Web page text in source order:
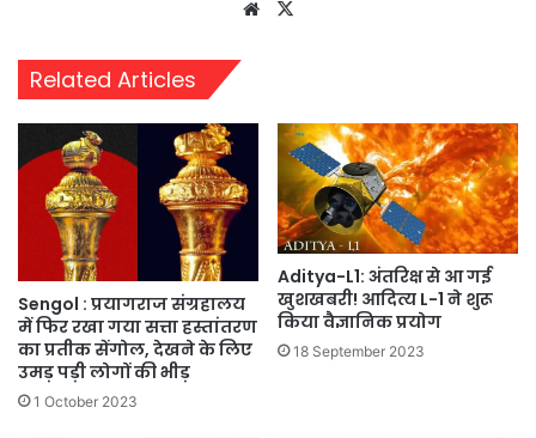
Website
Related Articles
Sengol : प्रयागराज संग्रहालय
में फिर रखा गया सत्ता हस्तांतरण
का प्रतीक सेंगोल, देखने के लिए
उमड़ पड़ी लोगों की भीड़
1 October 2023
Aditya-L1: अंतरिक्ष से आ गई
खुशखबरी! आदित्य L-1 ने शुरू
किया वैज्ञानिक प्रयोग
18 September 2023